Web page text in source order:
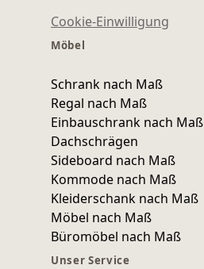
Cookie-Einwilligung
Möbel
Schrank nach Maß
Regal nach Maß
Einbauschrank nach Maß
Dachschrägen
Sideboard nach Maß
Kommode nach Maß
Kleiderschank nach Maß
Möbel nach Maß
Büromöbel nach Maß
Unser Service